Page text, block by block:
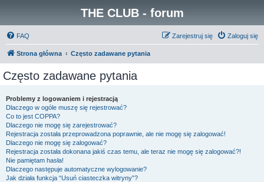
THE CLUB - forum
FAQ Zaloguj się
Zarejestruj się
Strona główna Często zadawane pytania
Często zadawane pytania
Problemy z logowaniem i rejestracją
Dlaczego w ogóle muszę się rejestrować?
Co to jest COPPA?
Dlaczego nie mogę się zarejestrować?
Rejestracja została przeprowadzona poprawnie, ale nie mogę się zalogować!
Dlaczego nie mogę się zalogować?
Rejestracja została dokonana jakiś czas temu, ale teraz nie mogę się zalogować?!
Nie pamiętam hasła!
Dlaczego następuje automatyczne wylogowanie?
Jak działa funkcja “Usuń ciasteczka witryny”?